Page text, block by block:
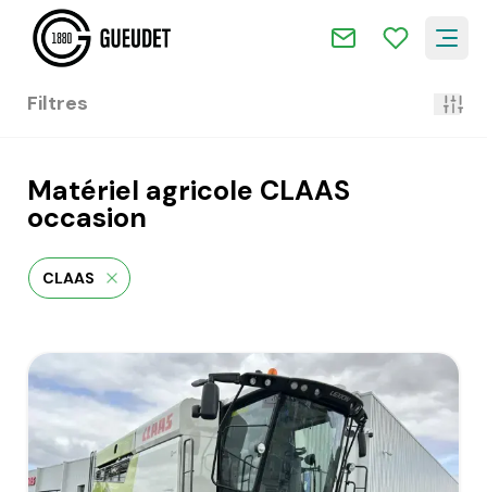
Filtres
Matériel agricole CLAAS
occasion
CLAAS